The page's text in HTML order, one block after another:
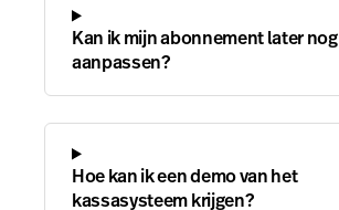
Kan ik mijn abonnement later nog
aanpassen?
Hoe kan ik een demo van het
kassasysteem krijgen?